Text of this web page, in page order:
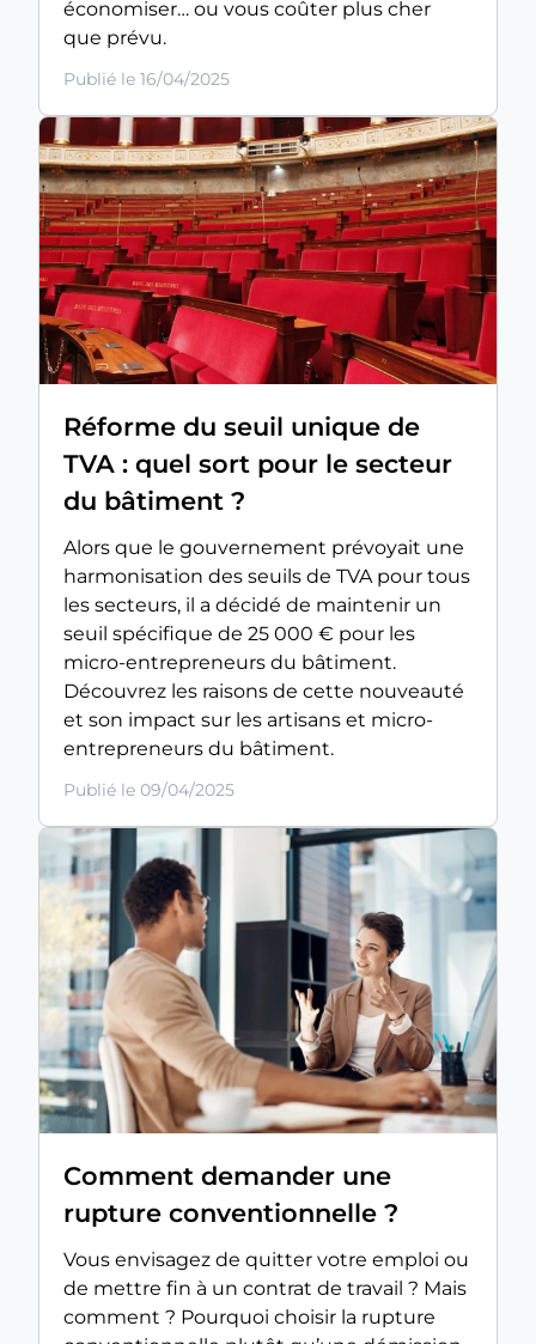
économiser… ou vous coûter plus cher
que prévu.
Publié le 16/04/2025
Réforme du seuil unique de
TVA : quel sort pour le secteur
du bâtiment ?
Alors que le gouvernement prévoyait une
harmonisation des seuils de TVA pour tous
les secteurs, il a décidé de maintenir un
seuil spécifique de 25 000 € pour les
micro-entrepreneurs du bâtiment.
Découvrez les raisons de cette nouveauté
et son impact sur les artisans et micro-
entrepreneurs du bâtiment.
Publié le 09/04/2025
Comment demander une
rupture conventionnelle ?
Vous envisagez de quitter votre emploi ou
de mettre fin à un contrat de travail ? Mais
comment ? Pourquoi choisir la rupture